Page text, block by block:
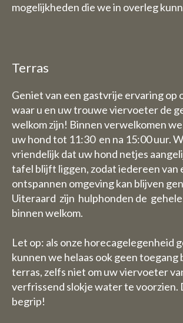
mogelijkheden die we in overleg
Terras
Geniet van een gastvrije ervaring op
waar u en uw trouwe viervoeter de
welkom zijn! Binnen verwelkomen
uw hond tot 11:30 en na 15:00 uur.
vriendelijk dat uw hond netjes
tafel blijft liggen, zodat iedereen van
ontspannen omgeving kan blijven
Uiteraard zijn hulphonden de
binnen welkom.
Let op: als onze horecagelegenheid
kunnen we helaas ook geen toegang
terras, zelfs niet om uw viervoeter
verfrissend slokje water te voorzien.
begrip!